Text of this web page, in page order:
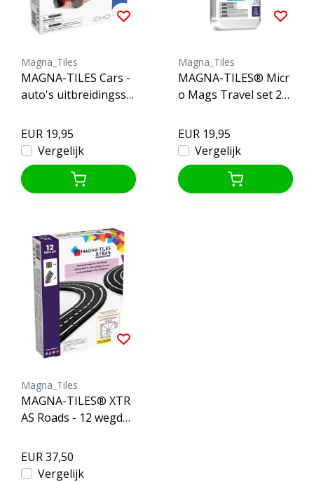
Magna_Tiles
MAGNA-TILES Cars -
auto's uitbreidingsse
EUR 19,95
Vergelijk
Magna_Tiles
MAGNA-TILES® Micr
o Mags Travel set 26-
EUR 19,95
Vergelijk
Magna_Tiles
MAGNA-TILES® XTR
AS Roads - 12 wegdel
EUR 37,50
Vergelijk